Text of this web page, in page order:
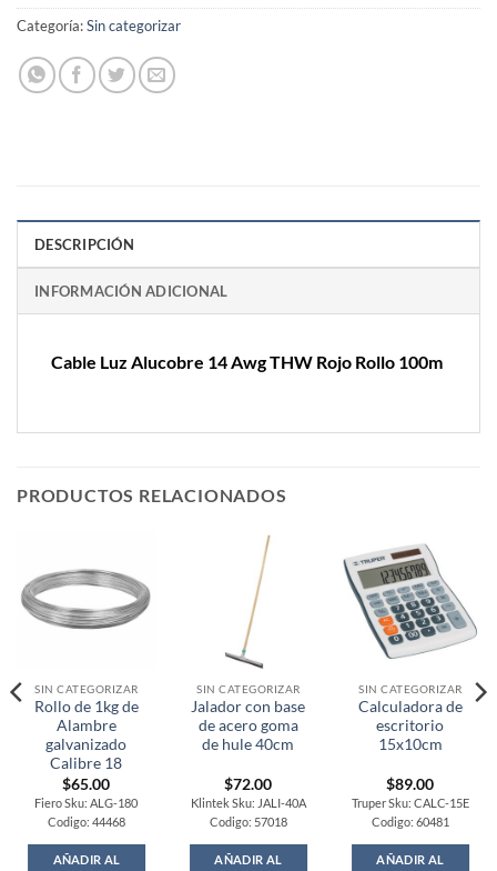
Categoría:Sin categorizar
DESCRIPCIÓN
INFORMACIÓN ADICIONAL
Cable Luz Alucobre 14 Awg THW Rojo Rollo 100m
PRODUCTOS RELACIONADOS
SIN CATEGORIZAR
Rollo de 1kg de
Alambre
galvanizado
Calibre 18
$65.00
Fiero Sku: ALG-180
Codigo: 44468
AÑADIR AL
SIN CATEGORIZAR
Jalador con base
de acero goma
de hule 40cm
$72.00
Klintek Sku: JALI-40A
Codigo: 57018
AÑADIR AL
SIN CATEGORIZAR
Calculadora de
escritorio
15x10cm
$89.00
Truper Sku: CALC-15E
Codigo: 60481
AÑADIR AL